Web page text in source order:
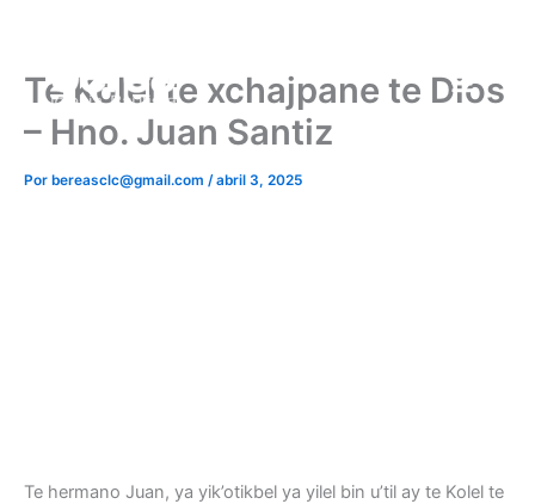
Te Kolel te xchajpane te Dios
– Hno. Juan Santiz
Por bereasclc@gmail.com /abril 3, 2025
Te hermano Juan, ya yik’otikbel ya yilel bin u’til ay te Kolel te